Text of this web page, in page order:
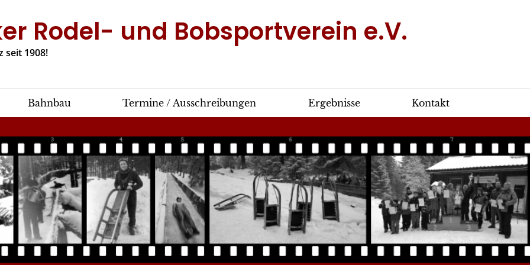
Rodel- und Bobsportverein e.V.
seit 1908!
Bahnbau Termine / Ausschreibungen Ergebnisse Kontakt